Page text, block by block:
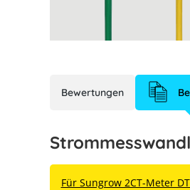
Bewertungen
Für Sungrow 2CT-Meter